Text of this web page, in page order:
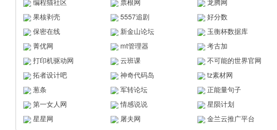
编程猫社区
票根网 龙腾网
果核剥壳
5557追剧 好分数
保密在线
新金山论坛 玉衡杯数据库
菁优网
mt管理器 考古加
打印机驱动网
云班课 不可能的世界官网
拓者设计吧
神奇代码岛 tz素材网
葱条
军转论坛 正能量句子
第一女人网
情感说说 星陨计划
星星网
屠夫网 金兰云推广平台